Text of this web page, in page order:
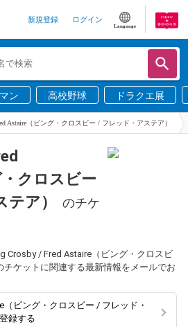
新規登録 ログイン
Language
ン 高校野球 ドラクエ展
Astaire（ビング・クロスビー / フレッド・アステア）
クロスビー
ア）
のチケ
Crosby / Fred Astaire（ビング・クロスビ
ケットに関連する最新情報をメールでお
ビング・クロスビー / フレッド・
録する